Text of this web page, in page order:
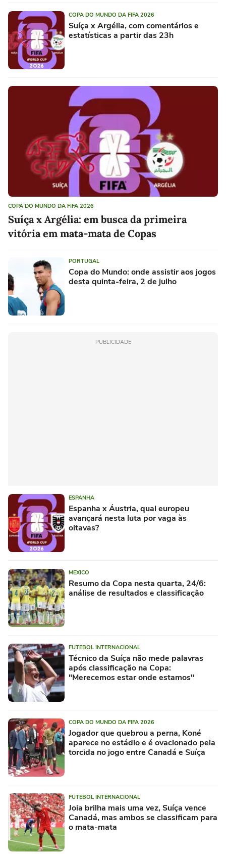
COPA DO MUNDO DA FIFA 2026
Suíça x Argélia, com comentários e
estatísticas a partir das 23h
COPA DO MUNDO DA FIFA 2026
Suíça x Argélia: em busca da primeira
vitória em mata-mata de Copas
PORTUGAL
Copa do Mundo: onde assistir aos jogos
desta quinta-feira, 2 de julho
PUBLICIDADE
ESPANHA
Espanha x Áustria, qual europeu
avançará nesta luta por vaga às
oitavas?
MEXICO
Resumo da Copa nesta quarta, 24/6:
análise de resultados e classificação
FUTEBOL INTERNACIONAL
Técnico da Suíça não mede palavras
após classificação na Copa:
"Merecemos estar onde estamos"
COPA DO MUNDO DA FIFA 2026
Jogador que quebrou a perna, Koné
aparece no estádio e é ovacionado pela
torcida no jogo entre Canadá e Suíça
FUTEBOL INTERNACIONAL
Joia brilha mais uma vez, Suíça vence
Canadá, mas ambos se classificam para
o mata-mata